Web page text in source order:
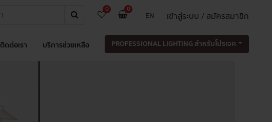
0 0
EN เข้าสู่ระบบ / สมัครสมาชิก
ติดต่อเรา บริการช่วยเหลือ PROFESSIONAL LIGHTING สำหรับโปรเจค